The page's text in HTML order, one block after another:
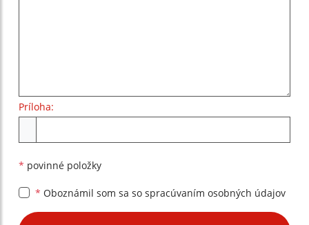
Príloha:
* povinné položky
* Oboznámil som sa so spracúvaním osobných údajov
Google reCaptcha Response